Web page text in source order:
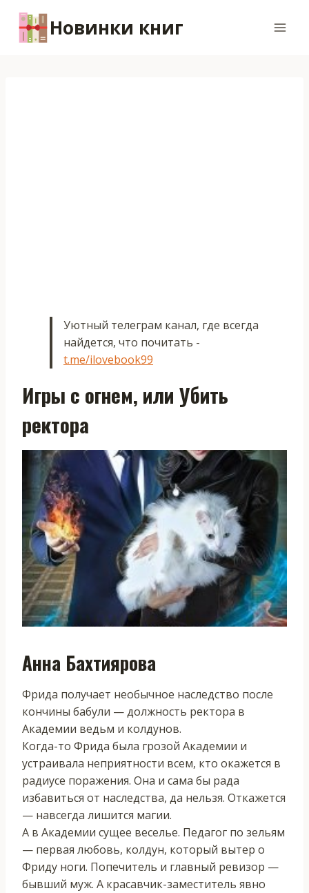
содержимому
Новинки книг
Уютный телеграм канал, где всегда
найдется, что почитать -
t.me/ilovebook99
Игры с огнем, или Убить
ректора
Анна Бахтиярова
Фрида получает необычное наследство после
кончины бабули — должность ректора в
Академии ведьм и колдунов.
Когда-то Фрида была грозой Академии и
устраивала неприятности всем, кто окажется в
радиусе поражения. Она и сама бы рада
избавиться от наследства, да нельзя. Откажется
— навсегда лишится магии.
А в Академии сущее веселье. Педагог по зельям
— первая любовь, колдун, который вытер о
Фриду ноги. Попечитель и главный ревизор —
бывший муж. А красавчик-заместитель явно